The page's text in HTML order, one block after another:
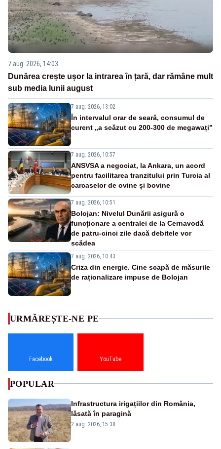
7 aug. 2026, 14:03
Dunărea crește ușor la intrarea în țară, dar rămâne mult
sub media lunii august
7 aug. 2026, 13:02
În intervalul orar de seară, consumul de
curent „a scăzut cu 200-300 de megawați”
7 aug. 2026, 10:57
ANSVSA a negociat, la Ankara, un acord
pentru facilitarea tranzitului prin Turcia al
carcaselor de ovine și bovine
7 aug. 2026, 10:51
Bolojan: Nivelul Dunării asigură o
funcționare a centralei de la Cernavodă
de patru-cinci zile dacă debitele vor
scădea
7 aug. 2026, 10:43
Criza din energie. Cine scapă de măsurile
de raționalizare impuse de Bolojan
URMĂREȘTE-NE PE
Facebook YouTube
POPULAR
Infrastructura irigațiilor din România,
lăsată în paragină
2 aug. 2026, 15:38